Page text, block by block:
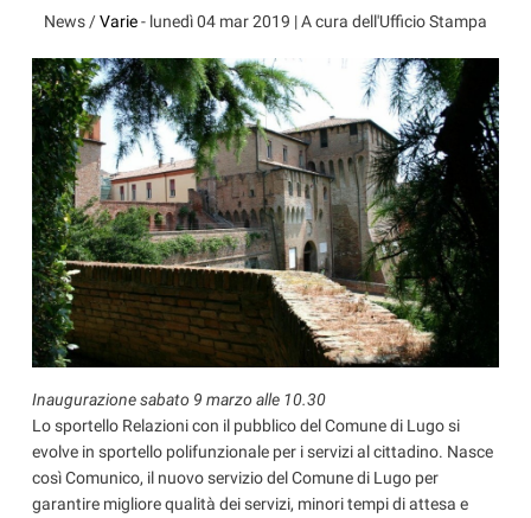
News /Varie- lunedì 04 mar 2019 | A cura dell'Ufficio Stampa
Inaugurazione sabato 9 marzo alle 10.30
Lo sportello Relazioni con il pubblico del Comune di Lugo si
evolve in sportello polifunzionale per i servizi al cittadino. Nasce
così Comunico, il nuovo servizio del Comune di Lugo per
garantire migliore qualità dei servizi, minori tempi di attesa e